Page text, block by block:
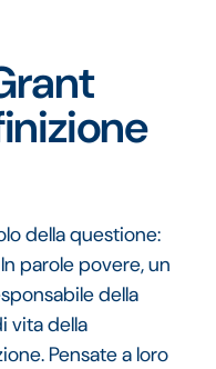
della questione:
parole povere, un
della
vita della
Pensate a loro